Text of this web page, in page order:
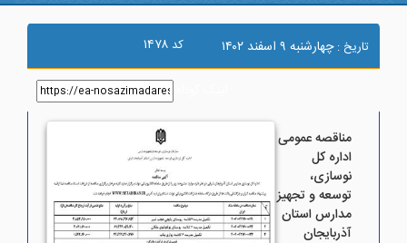
تاریخ :چهارشنبه ۹ اسفند ۱۴۰۲ کد ۱۴۷۸
مناقصه عمومی
اداره کل
نوسازی،
توسعه و تجهیز
مدارس استان
آذربایجان